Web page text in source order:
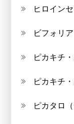
ヒロイン
ビフォリア
ピカキチ
ピカキチ
ピカタロ